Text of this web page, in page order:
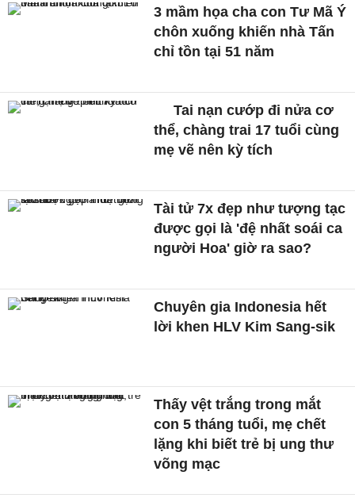
3 mầm họa cha con Tư Mã Ý
chôn xuống khiến nhà Tấn
chỉ tồn tại 51 năm
Tai nạn cướp đi nửa cơ
thể, chàng trai 17 tuổi cùng
mẹ vẽ nên kỳ tích
Tài tử 7x đẹp như tượng tạc
được gọi là 'đệ nhất soái ca
người Hoa' giờ ra sao?
Chuyên gia Indonesia hết
lời khen HLV Kim Sang-sik
Thấy vệt trắng trong mắt
con 5 tháng tuổi, mẹ chết
lặng khi biết trẻ bị ung thư
võng mạc